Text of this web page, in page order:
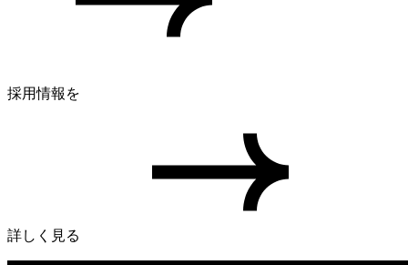
採用情報を
詳しく見る